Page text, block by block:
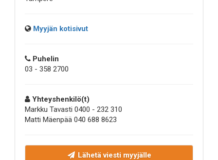
Myyjän kotisivut
Puhelin
03 - 358 2700
Yhteyshenkilö(t)
Markku Tavasti 0400 - 232 310
Matti Mäenpää 040 688 8623
Lähetä viesti myyjälle